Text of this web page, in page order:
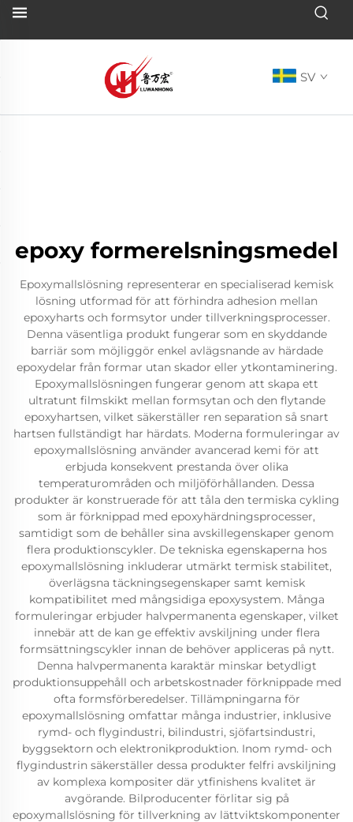
SV
epoxy formerelsningsmedel
Epoxymallslösning representerar en specialiserad kemisk
lösning utformad för att förhindra adhesion mellan
epoxyharts och formsytor under tillverkningsprocesser.
Denna väsentliga produkt fungerar som en skyddande
barriär som möjliggör enkel avlägsnande av härdade
epoxydelar från formar utan skador eller ytkontaminering.
Epoxymallslösningen fungerar genom att skapa ett
ultratunt filmskikt mellan formsytan och den flytande
epoxyhartsen, vilket säkerställer ren separation så snart
hartsen fullständigt har härdats. Moderna formuleringar av
epoxymallslösning använder avancerad kemi för att
erbjuda konsekvent prestanda över olika
temperaturområden och miljöförhållanden. Dessa
produkter är konstruerade för att tåla den termiska cykling
som är förknippad med epoxyhärdningsprocesser,
samtidigt som de behåller sina avskillegenskaper genom
flera produktionscykler. De tekniska egenskaperna hos
epoxymallslösning inkluderar utmärkt termisk stabilitet,
överlägsna täckningsegenskaper samt kemisk
kompatibilitet med mångsidiga epoxysystem. Många
formuleringar erbjuder halvpermanenta egenskaper, vilket
innebär att de kan ge effektiv avskiljning under flera
formsättningscykler innan de behöver appliceras på nytt.
Denna halvpermanenta karaktär minskar betydligt
produktionsuppehåll och arbetskostnader förknippade med
ofta formsförberedelser. Tillämpningarna för
epoxymallslösning omfattar många industrier, inklusive
rymd- och flygindustri, bilindustri, sjöfartsindustri,
byggsektorn och elektronikproduktion. Inom rymd- och
flygindustrin säkerställer dessa produkter felfri avskiljning
av komplexa kompositer där ytfinishens kvalitet är
avgörande. Bilproducenter förlitar sig på
epoxymallslösning för tillverkning av lättviktskomponenter